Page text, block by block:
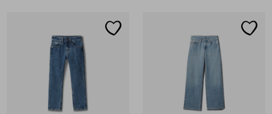
Regenkleding &-laarzen
Zomeraccessoires